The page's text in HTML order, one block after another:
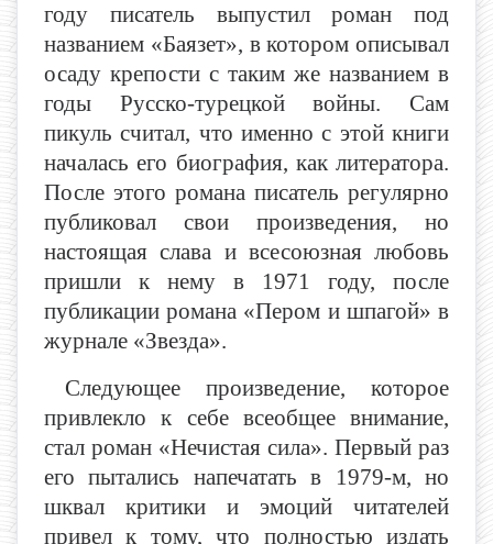
году писатель выпустил роман под
названием «Баязет», в котором описывал
осаду крепости с таким же названием в
годы Русско-турецкой войны. Сам
пикуль считал, что именно с этой книги
началась его биография, как литератора.
После этого романа писатель регулярно
публиковал свои произведения, но
настоящая слава и всесоюзная любовь
пришли к нему в 1971 году, после
публикации романа «Пером и шпагой» в
журнале «Звезда».
Следующее произведение, которое
привлекло к себе всеобщее внимание,
стал роман «Нечистая сила». Первый раз
его пытались напечатать в 1979-м, но
шквал критики и эмоций читателей
привел к тому, что полностью издать